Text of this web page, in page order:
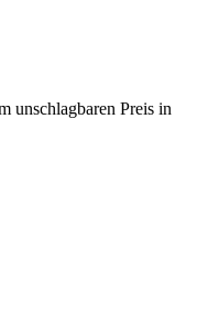
unschlagbaren Preis in